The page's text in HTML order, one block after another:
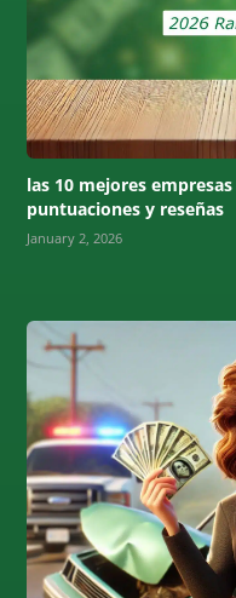
las 10 mejores
puntuaciones y reseñas
January 2, 2026